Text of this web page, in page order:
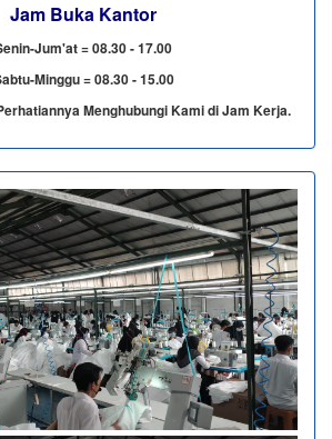
Jam Buka Kantor
Jum'at = 08.30 - 17.00
Minggu = 08.30 - 15.00
Menghubungi Kami di Jam Kerja.